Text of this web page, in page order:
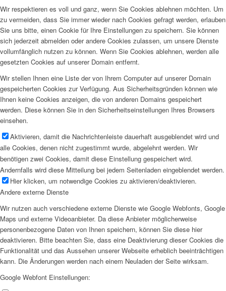
Wir respektieren es voll und ganz, wenn Sie Cookies ablehnen möchten. Um
zu vermeiden, dass Sie immer wieder nach Cookies gefragt werden, erlauben
Sie uns bitte, einen Cookie für Ihre Einstellungen zu speichern. Sie können
sich jederzeit abmelden oder andere Cookies zulassen, um unsere Dienste
vollumfänglich nutzen zu können. Wenn Sie Cookies ablehnen, werden alle
gesetzten Cookies auf unserer Domain entfernt.
Wir stellen Ihnen eine Liste der von Ihrem Computer auf unserer Domain
gespeicherten Cookies zur Verfügung. Aus Sicherheitsgründen können wie
Ihnen keine Cookies anzeigen, die von anderen Domains gespeichert
werden. Diese können Sie in den Sicherheitseinstellungen Ihres Browsers
einsehen.
Aktivieren, damit die Nachrichtenleiste dauerhaft ausgeblendet wird und
alle Cookies, denen nicht zugestimmt wurde, abgelehnt werden. Wir
benötigen zwei Cookies, damit diese Einstellung gespeichert wird.
Andernfalls wird diese Mitteilung bei jedem Seitenladen eingeblendet werden.
Hier klicken, um notwendige Cookies zu aktivieren/deaktivieren.
Andere externe Dienste
Wir nutzen auch verschiedene externe Dienste wie Google Webfonts, Google
Maps und externe Videoanbieter. Da diese Anbieter möglicherweise
personenbezogene Daten von Ihnen speichern, können Sie diese hier
deaktivieren. Bitte beachten Sie, dass eine Deaktivierung dieser Cookies die
Funktionalität und das Aussehen unserer Webseite erheblich beeinträchtigen
kann. Die Änderungen werden nach einem Neuladen der Seite wirksam.
Google Webfont Einstellungen: